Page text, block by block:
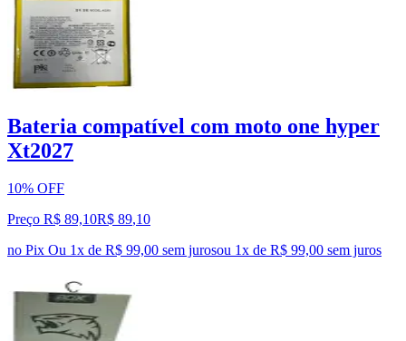
Bateria compatível com moto one hyper
Xt2027
10% OFF
Preço R$ 89,10R$ 89,10
no Pix Ou 1x de R$ 99,00 sem jurosou 1x de R$ 99,00 sem juros